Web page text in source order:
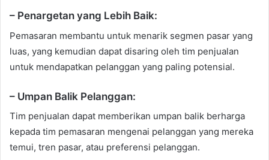
– Penargetan yang Lebih Baik:
Pemasaran membantu untuk menarik segmen pasar yang
luas, yang kemudian dapat disaring oleh tim penjualan
untuk mendapatkan pelanggan yang paling potensial.
– Umpan Balik Pelanggan:
Tim penjualan dapat memberikan umpan balik berharga
kepada tim pemasaran mengenai pelanggan yang mereka
temui, tren pasar, atau preferensi pelanggan.